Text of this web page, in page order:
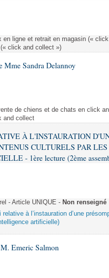
lois
en ligne et retrait en magasin («
click and collect »)
Mme Sandra Delannoy
de chiens et de chats en click
and collect
À L'INSTAURATION
CULTURELS PAR LES
- 1ère lecture (2ème
- Article UNIQUE - Non renseigné
à l’instauration d’une
artificielle)
Emeric Salmon